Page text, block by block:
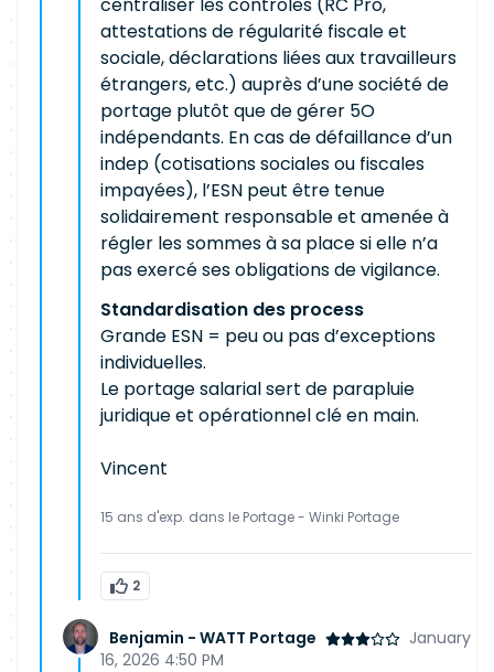
attestations de régularité fiscale et
sociale, déclarations liées aux travailleurs
étrangers, etc.) auprès d’une société de
portage plutôt que de gérer 5O
indépendants. En cas de défaillance d’un
indep (cotisations sociales ou fiscales
impayées), l’ESN peut être tenue
solidairement responsable et amenée à
régler les sommes à sa place si elle n’a
pas exercé ses obligations de vigilance.
Standardisation des process
Grande ESN = peu ou pas d’exceptions
individuelles.
Le portage salarial sert de parapluie
juridique et opérationnel clé en main.
Vincent
15 ans d'exp. dans le Portage - Winki Portage
2
Benjamin - WATT Portage
January
16, 2026 4:50 PM